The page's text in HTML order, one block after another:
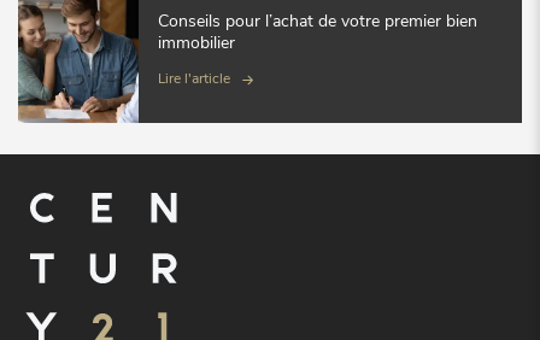
Conseils pour l’achat de votre premier bien
immobilier
Lire l'article